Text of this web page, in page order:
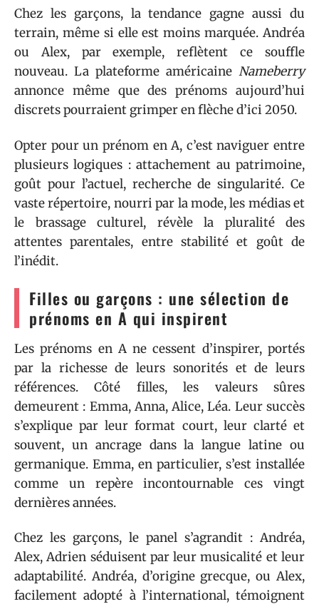
Chez les garçons, la tendance gagne aussi du
terrain, même si elle est moins marquée. Andréa
ou Alex, par exemple, reflètent ce souffle
nouveau. La plateforme américaine Nameberry
annonce même que des prénoms aujourd’hui
discrets pourraient grimper en flèche d’ici 2050.
Opter pour un prénom en A, c’est naviguer entre
plusieurs logiques : attachement au patrimoine,
goût pour l’actuel, recherche de singularité. Ce
vaste répertoire, nourri par la mode, les médias et
le brassage culturel, révèle la pluralité des
attentes parentales, entre stabilité et goût de
l’inédit.
Filles ou garçons : une sélection de
prénoms en A qui inspirent
Les prénoms en A ne cessent d’inspirer, portés
par la richesse de leurs sonorités et de leurs
références. Côté filles, les valeurs sûres
demeurent : Emma, Anna, Alice, Léa. Leur succès
s’explique par leur format court, leur clarté et
souvent, un ancrage dans la langue latine ou
germanique. Emma, en particulier, s’est installée
comme un repère incontournable ces vingt
dernières années.
Chez les garçons, le panel s’agrandit : Andréa,
Alex, Adrien séduisent par leur musicalité et leur
adaptabilité. Andréa, d’origine grecque, ou Alex,
facilement adopté à l’international, témoignent